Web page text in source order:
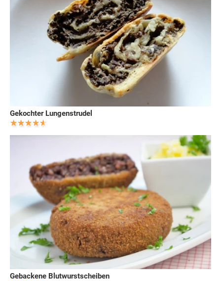
Gekochter Lungenstrudel
Gebackene Blutwurstscheiben